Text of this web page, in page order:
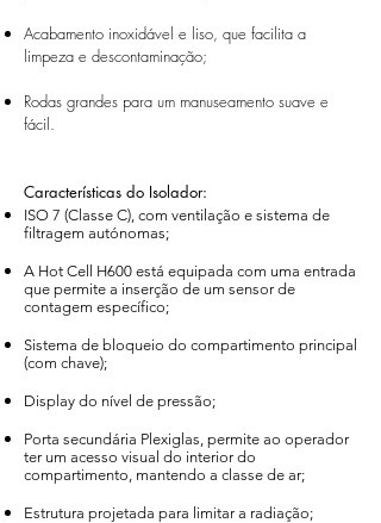
Acabamento inoxidável e liso, que facilita a
limpeza e descontaminação;
Rodas grandes para um manuseamento suave e
fácil.
Características do Isolador:
ISO 7 (Classe C), com ventilação e sistema de
filtragem autónomas;
A Hot Cell H600 está equipada com uma entrada
que permite a inserção de um sensor de
contagem específico;
Sistema de bloqueio do compartimento principal
(com chave);
Display do nível de pressão;
Porta secundária Plexiglas, permite ao operador
ter um acesso visual do interior do
compartimento, mantendo a classe de ar;
Estrutura projetada para limitar a radiação;